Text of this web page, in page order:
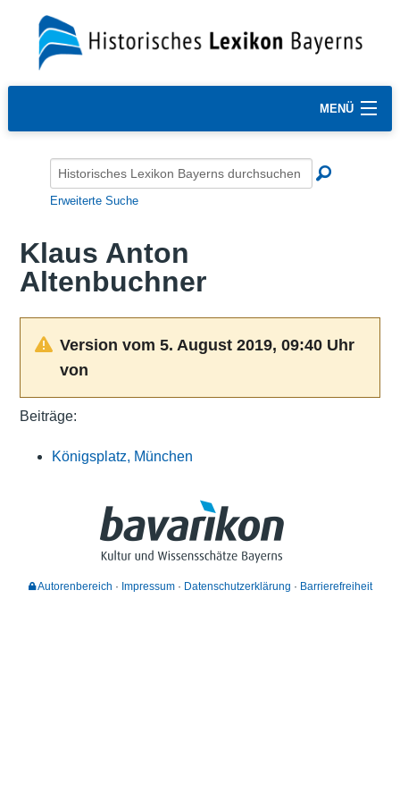
MENÜ
Erweiterte Suche
Klaus Anton
Altenbuchner
Version vom 5. August 2019, 09:40 Uhr
von
Beiträge:
Königsplatz, München
Autorenbereich Impressum Datenschutzerklärung Barrierefreiheit